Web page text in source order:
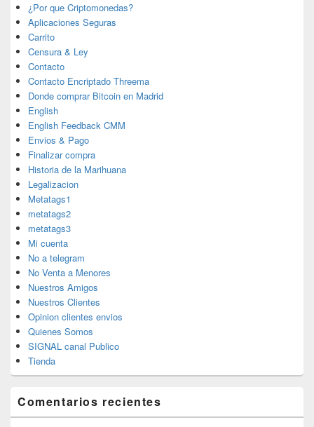
¿Por que Criptomonedas?
Aplicaciones Seguras
Carrito
Censura & Ley
Contacto
Contacto Encriptado Threema
Donde comprar Bitcoin en Madrid
English
English Feedback CMM
Envios & Pago
Finalizar compra
Historia de la Marihuana
Legalizacion
Metatags1
metatags2
metatags3
Mi cuenta
No a telegram
No Venta a Menores
Nuestros Amigos
Nuestros Clientes
Opinion clientes envios
Quienes Somos
SIGNAL canal Publico
Tienda
Comentarios recientes